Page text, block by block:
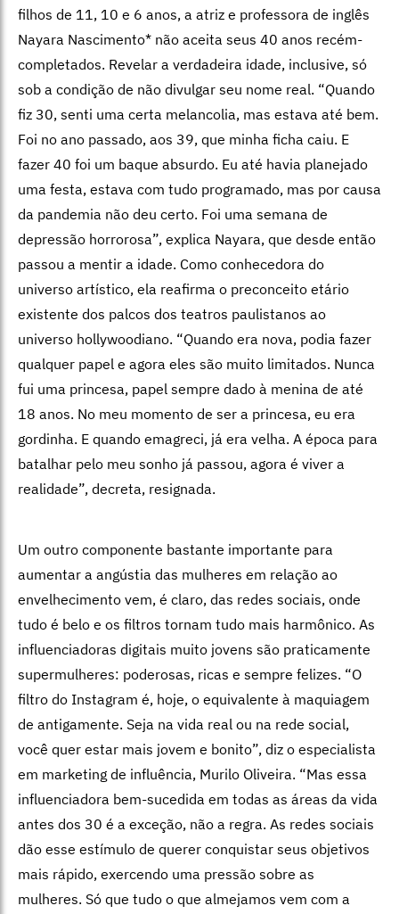
filhos de 11, 10 e 6 anos, a atriz e professora de inglês
Nayara Nascimento* não aceita seus 40 anos recém-
completados. Revelar a verdadeira idade, inclusive, só
sob a condição de não divulgar seu nome real. “Quando
fiz 30, senti uma certa melancolia, mas estava até bem.
Foi no ano passado, aos 39, que minha ficha caiu. E
fazer 40 foi um baque absurdo. Eu até havia planejado
uma festa, estava com tudo programado, mas por causa
da pandemia não deu certo. Foi uma semana de
depressão horrorosa”, explica Nayara, que desde então
passou a mentir a idade. Como conhecedora do
universo artístico, ela reafirma o preconceito etário
existente dos palcos dos teatros paulistanos ao
universo hollywoodiano. “Quando era nova, podia fazer
qualquer papel e agora eles são muito limitados. Nunca
fui uma princesa, papel sempre dado à menina de até
18 anos. No meu momento de ser a princesa, eu era
gordinha. E quando emagreci, já era velha. A época para
batalhar pelo meu sonho já passou, agora é viver a
realidade”, decreta, resignada.
Um outro componente bastante importante para
aumentar a angústia das mulheres em relação ao
envelhecimento vem, é claro, das redes sociais, onde
tudo é belo e os filtros tornam tudo mais harmônico. As
influenciadoras digitais muito jovens são praticamente
supermulheres: poderosas, ricas e sempre felizes. “O
filtro do Instagram é, hoje, o equivalente à maquiagem
de antigamente. Seja na vida real ou na rede social,
você quer estar mais jovem e bonito”, diz o especialista
em marketing de influência, Murilo Oliveira. “Mas essa
influenciadora bem-sucedida em todas as áreas da vida
antes dos 30 é a exceção, não a regra. As redes sociais
dão esse estímulo de querer conquistar seus objetivos
mais rápido, exercendo uma pressão sobre as
mulheres. Só que tudo o que almejamos vem com a